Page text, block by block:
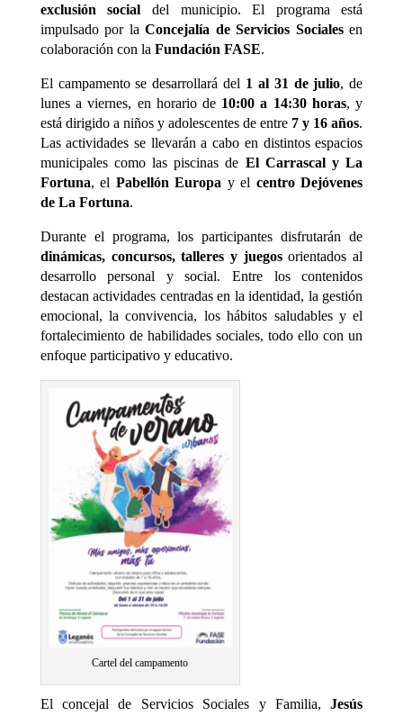
exclusión social del municipio. El programa está
impulsado por laConcejalía de Servicios Socialesen
colaboración con la Fundación FASE.
El campamento se desarrollará del 1 al 31 de julio, de
lunes a viernes, en horario de 10:00 a 14:30 horas, y
está dirigido a niños y adolescentes de entre 7 y 16 años.
Las actividades se llevarán a cabo en distintos espacios
municipales como las piscinas de El Carrascal y La
Fortuna, el Pabellón Europa y el centro Dejóvenes
de La Fortuna.
Durante el programa, los participantes disfrutarán de
dinámicas, concursos, talleres y juegosorientados al
desarrollo personal y social. Entre los contenidos
destacan actividades centradas en la identidad, la gestión
emocional, la convivencia, los hábitos saludables y el
fortalecimiento de habilidades sociales, todo ello con un
enfoque participativo y educativo.
Cartel del campamento
El concejal de Servicios Sociales y Familia,Jesús